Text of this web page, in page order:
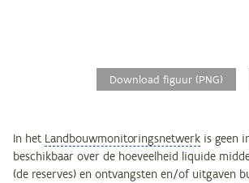
Download figuur (PNG)
In het Landbouwmonitoringsnetwerk is geen
beschikbaar over de hoeveelheid liquide
(de reserves) en ontvangsten en/of uitgaven